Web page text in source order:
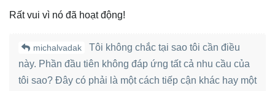
Rất vui vì nó đã hoạt động!
michalvadak
Tôi không chắc tại sao tôi cần điều
này. Phần đầu tiên không đáp ứng tất cả nhu cầu của
tôi sao? Đây có phải là một cách tiếp cận khác hay một